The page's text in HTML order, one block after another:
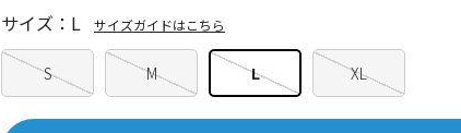
S M L XL
サイズ：L サイズガイドはこちら